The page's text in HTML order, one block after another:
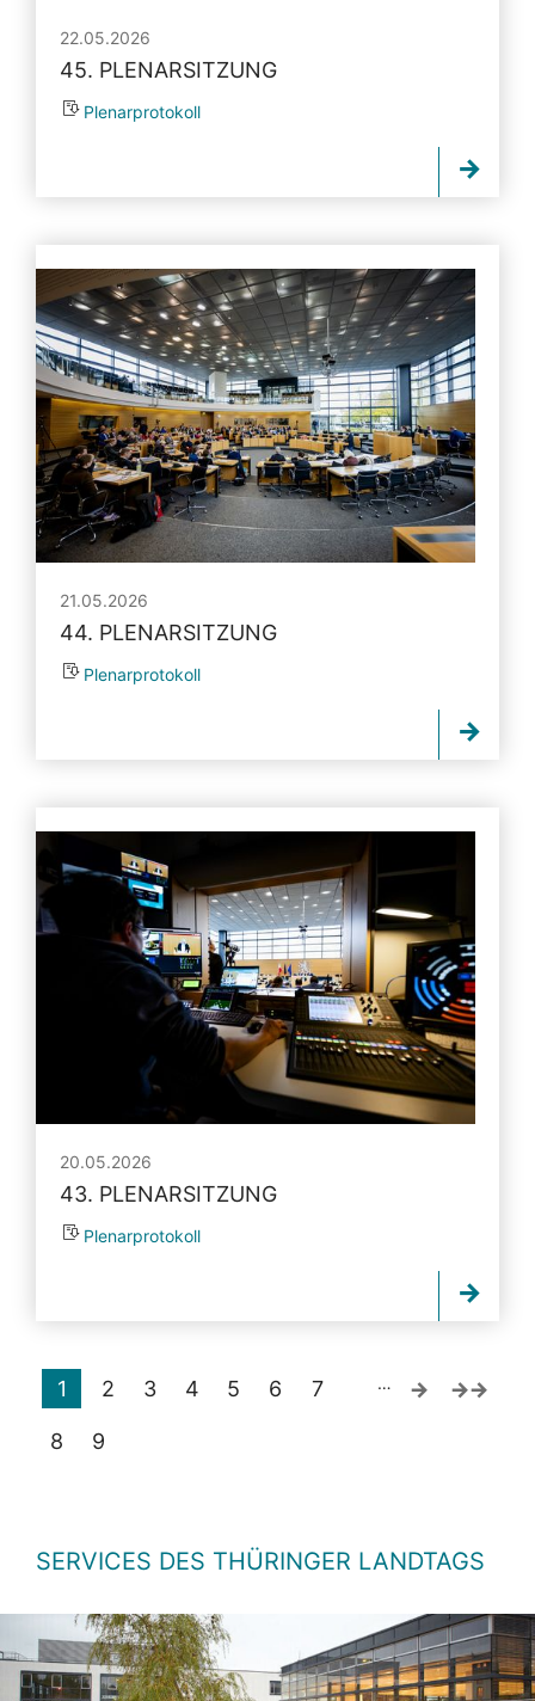
22.05.2026
45. PLENARSITZUNG
Plenarprotokoll
21.05.2026
44. PLENARSITZUNG
Plenarprotokoll
20.05.2026
43. PLENARSITZUNG
Plenarprotokoll
1 2 3 4 5 6 7
8 9
…
SERVICES DES THÜRINGER LANDTAGS